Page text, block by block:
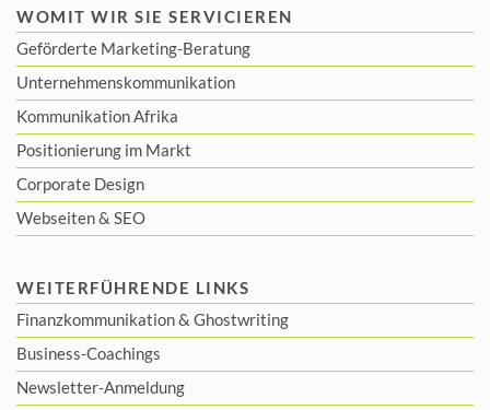
WOMIT WIR SIE SERVICIEREN
Geförderte Marketing-Beratung
Unternehmenskommunikation
Kommunikation Afrika
Positionierung im Markt
Corporate Design
Webseiten & SEO
WEITERFÜHRENDE LINKS
Finanzkommunikation& Ghostwriting
Business-Coachings
Newsletter-Anmeldung